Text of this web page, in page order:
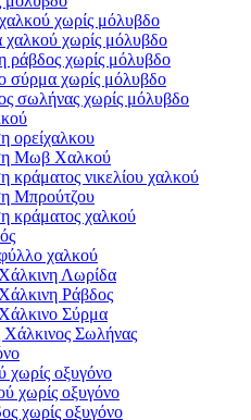
χωρίς μόλυβδο
χωρίς μόλυβδο
ράβδος χωρίς μόλυβδο
σύρμα χωρίς μόλυβδο
σωλήνας χωρίς μόλυβδο
ορείχαλκου
Μωβ Χαλκού
κράματος νικελίου χαλκού
Μπρούτζου
κράματος χαλκού
χαλκού
Λωρίδα
Ράβδος
Σύρμα
Σωλήνας
χωρίς οξυγόνο
χωρίς οξυγόνο
χωρίς οξυγόνο